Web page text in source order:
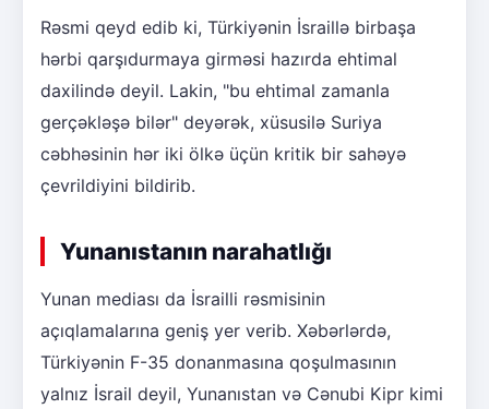
Rəsmi qeyd edib ki, Türkiyənin İsraillə birbaşa
hərbi qarşıdurmaya girməsi hazırda ehtimal
daxilində deyil. Lakin, "bu ehtimal zamanla
gerçəkləşə bilər" deyərək, xüsusilə Suriya
cəbhəsinin hər iki ölkə üçün kritik bir sahəyə
çevrildiyini bildirib.
Yunanıstanın narahatlığı
Yunan mediası da İsrailli rəsmisinin
açıqlamalarına geniş yer verib. Xəbərlərdə,
Türkiyənin F-35 donanmasına qoşulmasının
yalnız İsrail deyil, Yunanıstan və Cənubi Kipr kimi